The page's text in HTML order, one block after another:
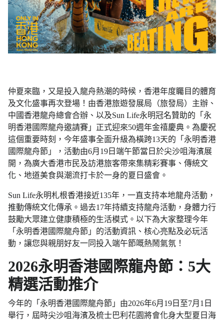
仲夏來臨，又是投入龍舟熱潮的時候，香港年度矚目的體育
及文化盛事再次登場！由香港旅遊發展局（旅發局）主辦、
中國香港龍舟總會合辦、以及Sun Life永明冠名贊助的「永
明香港國際龍舟邀請賽」正式迎來50週年金禧慶典。為慶祝
這個重要時刻，今年盛事全面升級為橫跨13天的「永明香港
國際龍舟節」，活動由6月19日端午節當日於尖沙咀海濱展
開，為廣大香港市民及訪港旅客帶來集精彩賽事、傳統文
化、地道美食與潮流打卡於一身的夏日盛會。
Sun Life永明札根香港接近135年，一直支持本地龍舟活動，
推動傳統文化傳承。過去17年持續支持龍舟活動，身體力行
鼓勵大眾建立健康積極的生活模式。以下為大家整理今年
「永明香港國際龍舟節」的活動資訊、核心亮點及必玩活
動，讓您與親朋好友一同投入端午節嘅熱鬧氣氛！
2026永明香港國際龍舟節：5大
精選活動推介
今年的「永明香港國際龍舟節」由2026年6月19日至7月1日
舉行，屆時尖沙咀海濱及梳士巴利花園將會化身大型夏日海